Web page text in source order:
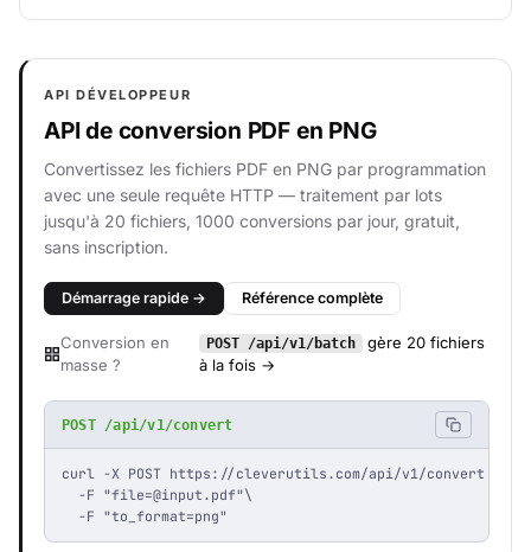
API DÉVELOPPEUR
API de conversion PDF en PNG
Convertissez les fichiers PDF en PNG par programmation
avec une seule requête HTTP — traitement par lots
jusqu'à 20 fichiers, 1000 conversions par jour, gratuit,
sans inscription.
Démarrage rapide → Référence complète
Conversion en
masse ?
POST /api/v1/batch
gère 20 fichiers
à la fois →
POST /api/v1/convert
curl -X POST https://cleverutils.com/api/v1/convert \
  -F "
file=@input.pdf"\
  -F "to_format=png"